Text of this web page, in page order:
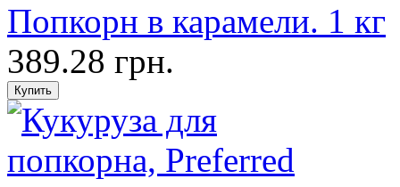
Попкорн в карамели. 1 кг
389.28 грн.